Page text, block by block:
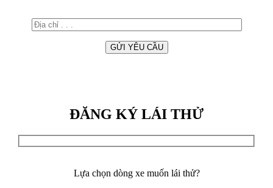
ĐĂNG KÝ LÁI THỬ
Lựa chọn dòng xe muốn lái thử?